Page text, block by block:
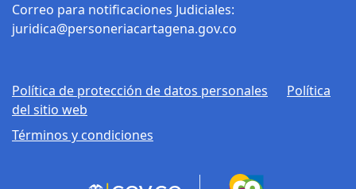
Correo para notificaciones Judiciales:
juridica@personeriacartagena.gov.co
Política de protección de datos personales
Política
del sitio web
Términos y condiciones